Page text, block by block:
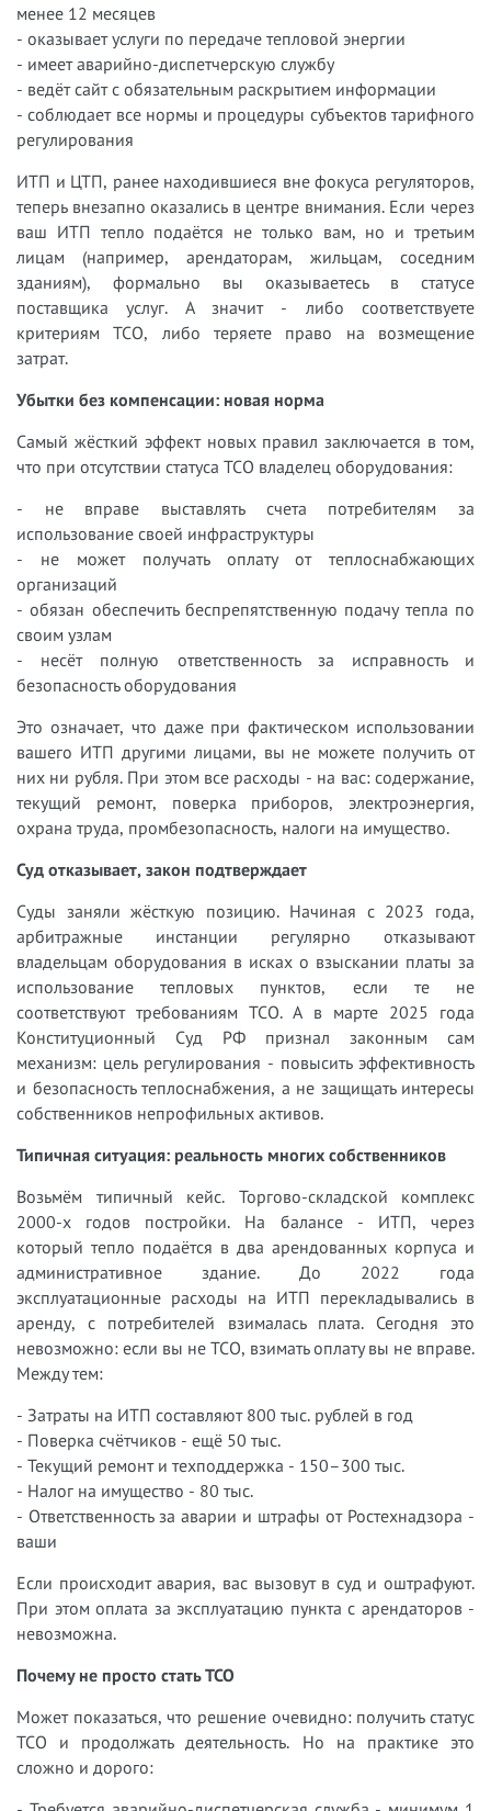
менее 12 месяцев
- оказывает услуги по передаче тепловой энергии
- имеет аварийно-диспетчерскую службу
- ведёт сайт с обязательным раскрытием информации
- соблюдает все нормы и процедуры субъектов тарифного
регулирования
ИТП и ЦТП, ранее находившиеся вне фокуса регуляторов,
теперь внезапно оказались в центре внимания. Если через
ваш ИТП тепло подаётся не только вам, но и третьим
лицам (например, арендаторам, жильцам, соседним
зданиям), формально вы оказываетесь в статусе
поставщика услуг. А значит - либо соответствуете
критериям ТСО, либо теряете право на возмещение
затрат.
Убытки без компенсации: новая норма
Самый жёсткий эффект новых правил заключается в том,
что при отсутствии статуса ТСО владелец оборудования:
- не вправе выставлять счета потребителям за
использование своей инфраструктуры
- не может получать оплату от теплоснабжающих
организаций
- обязан обеспечить беспрепятственную подачу тепла по
своим узлам
- несёт полную ответственность за исправность и
безопасность оборудования
Это означает, что даже при фактическом использовании
вашего ИТП другими лицами, вы не можете получить от
них ни рубля. При этом все расходы - на вас: содержание,
текущий ремонт, поверка приборов, электроэнергия,
охрана труда, промбезопасность, налоги на имущество.
Суд отказывает, закон подтверждает
Суды заняли жёсткую позицию. Начиная с 2023 года,
арбитражные инстанции регулярно отказывают
владельцам оборудования в исках о взыскании платы за
использование тепловых пунктов, если те не
соответствуют требованиям ТСО. А в марте 2025 года
Конституционный Суд РФ признал законным сам
механизм: цель регулирования - повысить эффективность
и безопасность теплоснабжения, а не защищать интересы
собственников непрофильных активов.
Типичная ситуация: реальность многих собственников
Возьмём типичный кейс. Торгово-складской комплекс
2000-х годов постройки. На балансе - ИТП, через
который тепло подаётся в два арендованных корпуса и
административное здание. До 2022 года
эксплуатационные расходы на ИТП перекладывались в
аренду, с потребителей взималась плата. Сегодня это
невозможно: если вы не ТСО, взимать оплату вы не вправе.
Между тем:
- Затраты на ИТП составляют 800 тыс. рублей в год
- Поверка счётчиков - ещё 50 тыс.
- Текущий ремонт и техподдержка - 150–300 тыс.
- Налог на имущество - 80 тыс.
- Ответственность за аварии и штрафы от Ростехнадзора -
ваши
Если происходит авария, вас вызовут в суд и оштрафуют.
При этом оплата за эксплуатацию пункта с арендаторов -
невозможна.
Почему не просто стать ТСО
Может показаться, что решение очевидно: получить статус
ТСО и продолжать деятельность. Но на практике это
сложно и дорого: